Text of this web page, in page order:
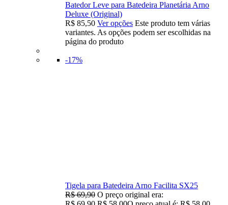
Batedor Leve para Batedeira Planetária Arno
Deluxe (Original)
R$ 85,50 Ver opções Este produto tem várias
variantes. As opções podem ser escolhidas na
página do produto
-17%
Tigela para Batedeira Arno Facilita SX25
R$69,90 O preço original era: